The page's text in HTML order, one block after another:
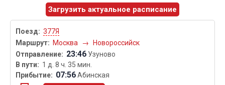
Загрузить актуальное расписание
377Я
Москва
→ Новороссийск
23:46 Узуново
1 д. 8 ч. 35 мин.
07:56Абинская